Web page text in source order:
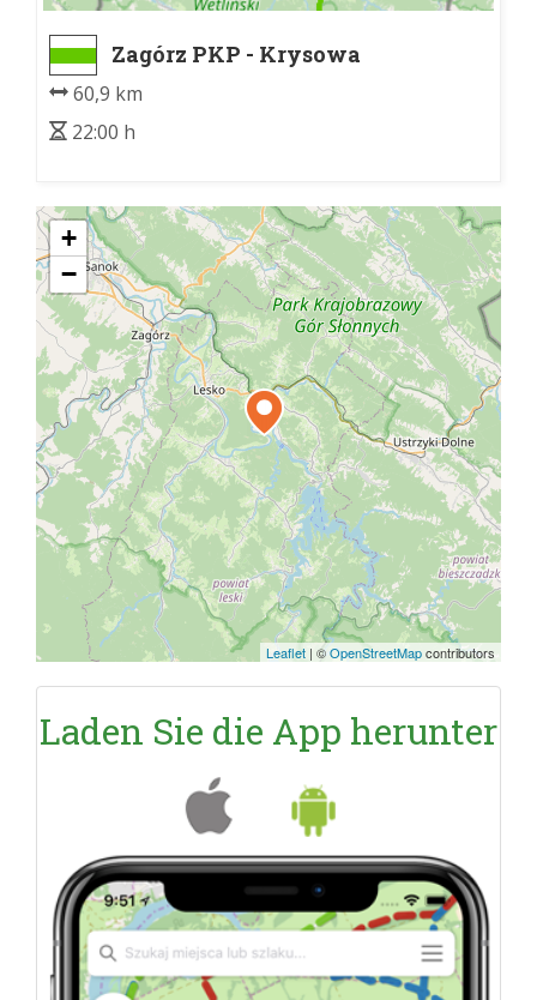
Zagórz PKP - Krysowa
60,9 km
22:00 h
+
−
Leaflet | ©OpenStreetMapcontributors
Laden Sie die App herunter